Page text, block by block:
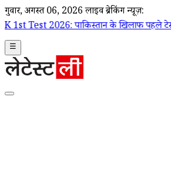
गुरूवार, अगस्त 06, 2026 लाइव ब्रेकिंग न्यूज़:
पाकिस्तान के खिलाफ पहले टेस्ट के लिए
☰